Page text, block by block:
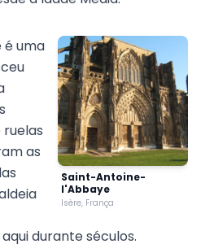
Saint-Antoine-
l'Abbaye
Isère, França
uma
as
durante séculos.